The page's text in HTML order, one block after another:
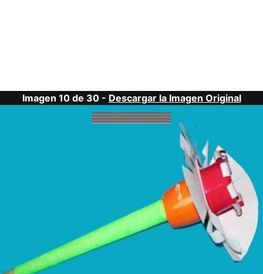
Imagen 10 de 30 - Descargar la Imagen Original